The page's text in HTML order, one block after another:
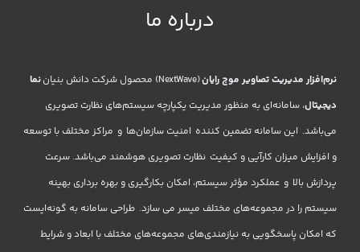
درباره ما
نرم‌افزار مدیریت تصاویر موج رایان(NextWave) محصول شرکت دانش بنیان
نما
دیجیتال، سامانه‌ای به منظور مدیریت یکپارچه سیستم‌های نظارت تصویری
می‌باشد. این سامانه تضمین کننده امنیت سازمان‌ها و مراکز مختلف با توسعه
و افزایش میزان کارآیی و کیفیت نظارت تصویری هوشمند می‌باشد. سرعت
پردازش بالا و عملکرد مؤثر سیستم، امکان بکارگیری و بهره برداری بهینه
سیستم را در مجموعه‌های مختلف میسر می سازد. طراحی سامانه به گونه‌ایست
که امکان پاسخگویی به نیازمندی‌های مجموعه‌های مختلف با ابعاد و شرایط